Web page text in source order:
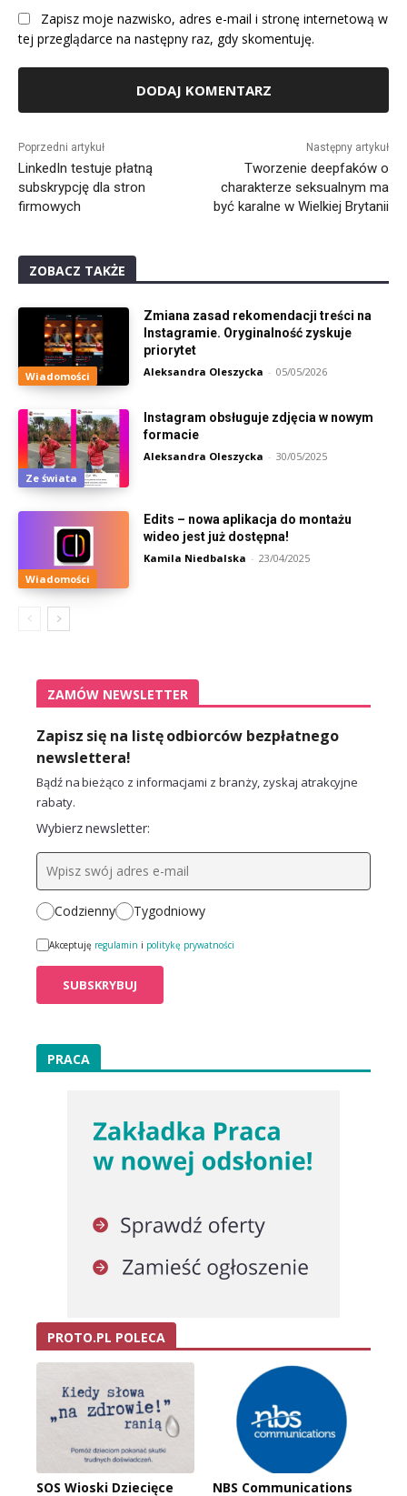
Zapisz moje nazwisko, adres e-mail i stronę internetową w
tej przeglądarce na następny raz, gdy skomentuję.
Poprzedni artykuł
LinkedIn testuje płatną
subskrypcję dla stron
firmowych
Następny artykuł
Tworzenie deepfaków o
charakterze seksualnym ma
być karalne w Wielkiej Brytanii
ZOBACZ TAKŻE
Wiadomości
Zmiana zasad rekomendacji treści na
Instagramie. Oryginalność zyskuje
priorytet
Aleksandra Oleszycka - 05/05/2026
Ze świata
Instagram obsługuje zdjęcia w nowym
formacie
Aleksandra Oleszycka - 30/05/2025
Wiadomości
Edits – nowa aplikacja do montażu
wideo jest już dostępna!
Kamila Niedbalska - 23/04/2025
ZAMÓW NEWSLETTER
Zapisz się na listę odbiorców bezpłatnego
newslettera!
Bądź na bieżąco z informacjami z branży, zyskaj atrakcyjne
rabaty.
Wybierz newsletter:
Codzienny Tygodniowy
Akceptuję regulamin i politykę prywatności
PRACA
PROTO.PL POLECA
SOS Wioski Dziecięce
NBS Communications